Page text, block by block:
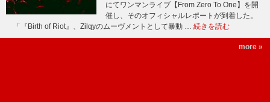
にてワンマンライブ【From Zero To One】を開
催し、そのオフィシャルレポートが到着した。
「『Birth of Riot』、Zilqyのムーヴメントとして暴動 … 続きを読む
more »